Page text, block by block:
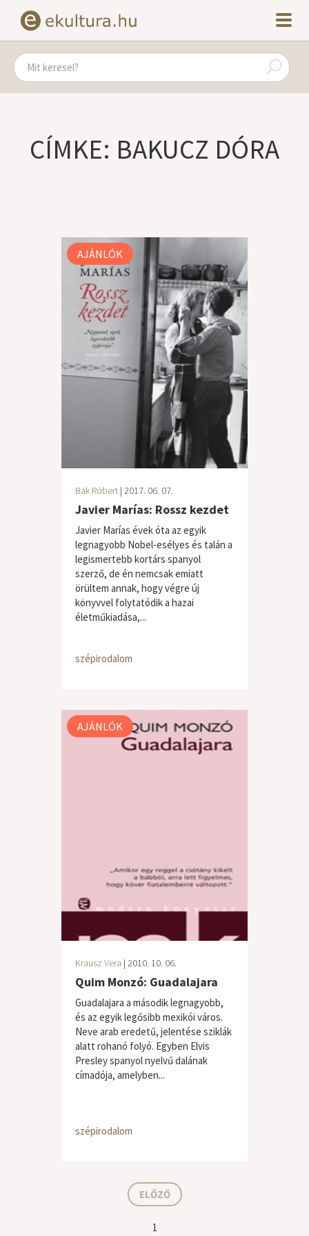
CÍMKE: BAKUCZ DÓRA
AJÁNLÓK
Bak Róbert | 2017. 06. 07.
Javier Marías: Rossz kezdet
Javier Marías évek óta az egyik
legnagyobb Nobel-esélyes és talán a
legismertebb kortárs spanyol
szerző, de én nemcsak emiatt
örültem annak, hogy végre új
könyvvel folytatódik a hazai
életműkiadása,...
szépirodalom
AJÁNLÓK
Krausz Vera | 2010. 10. 06.
Quim Monzó: Guadalajara
Guadalajara a második legnagyobb,
és az egyik legősibb mexikói város.
Neve arab eredetű, jelentése sziklák
alatt rohanó folyó. Egyben Elvis
Presley spanyol nyelvű dalának
címadója, amelyben...
szépirodalom
ELŐZŐ
1